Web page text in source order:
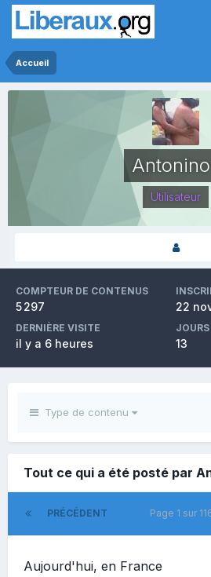
Accueil
Utilisateur
COMPTEUR DE CONTENUS
5 297 22
DERNIÈRE VISITE
il y a 6 heures 13
Type de contenu
Tout ce qui a été posté par
PRÉCÉDENT Page 1 sur
Aujourd'hui, en France